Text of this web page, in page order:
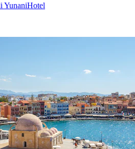
YunaniHotel